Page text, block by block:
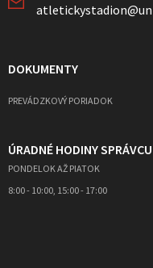
DOKUMENTY
PREVÁDZKOVÝ PORIADOK
ÚRADNÉ HODINY SPRÁVCU
PONDELOK AŽ PIATOK
8:00 - 10:00, 15:00 - 17:00